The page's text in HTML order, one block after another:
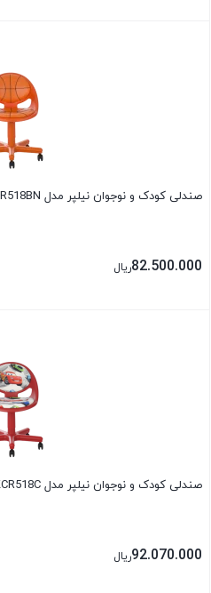
صندلی کودک و نوجوان نیلپر مدل KCR518BN
82.500.000ریال
صندلی کودک و نوجوان نیلپر مدل KCR518C
92.070.000ریال